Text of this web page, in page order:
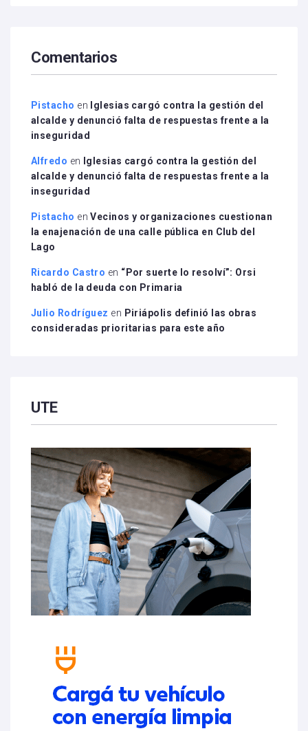
Comentarios
Pistacho en
Iglesias cargó contra la gestión del
alcalde y denunció falta de respuestas frente a la
inseguridad
Alfredo en
Iglesias cargó contra la gestión del
alcalde y denunció falta de respuestas frente a la
inseguridad
Pistacho enVecinos y organizaciones cuestionan
la enajenación de una calle pública en Club del
Lago
Ricardo Castro en “Por suerte lo resolví”: Orsi
habló de la deuda con Primaria
Julio Rodríguez en Piriápolis definió las obras
consideradas prioritarias para este año
UTE